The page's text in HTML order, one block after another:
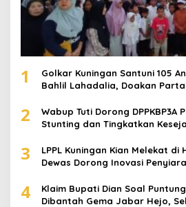
1
Golkar Kuningan Santuni 105
Bahlil Lahadalia, Doakan
2
Wabup Tuti Dorong DPPKBP3A
Stunting dan Tingkatkan
3
LPPL Kuningan Kian Melekat
Dewas Dorong Inovasi
4
Klaim Bupati Dian Soal
Dibantah Gema Jabar Hejo,